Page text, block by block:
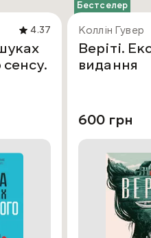
4.37
Бестселер
Коллін Гувер
Веріті.
видання
600 грн